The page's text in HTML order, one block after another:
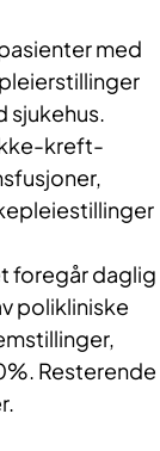
med
sjukehus.
kreft-
foregår daglig
polikliniske
Resterende